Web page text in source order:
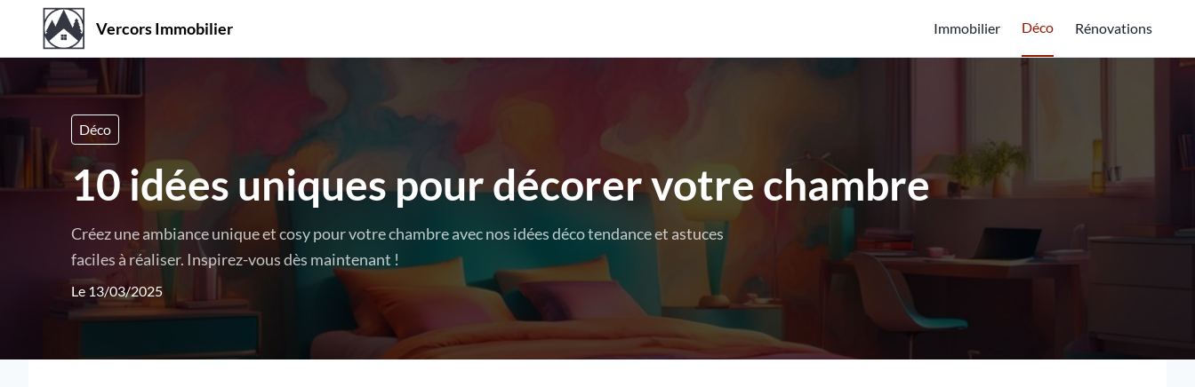
Vercors Immobilier Immobilier Déco Rénovations
Déco
10 idées uniques pour décorer votre chambre
Créez une ambiance unique et cosy pour votre chambre avec nos idées déco tendance et astuces
faciles à réaliser. Inspirez-vous dès maintenant !
Le 13/03/2025